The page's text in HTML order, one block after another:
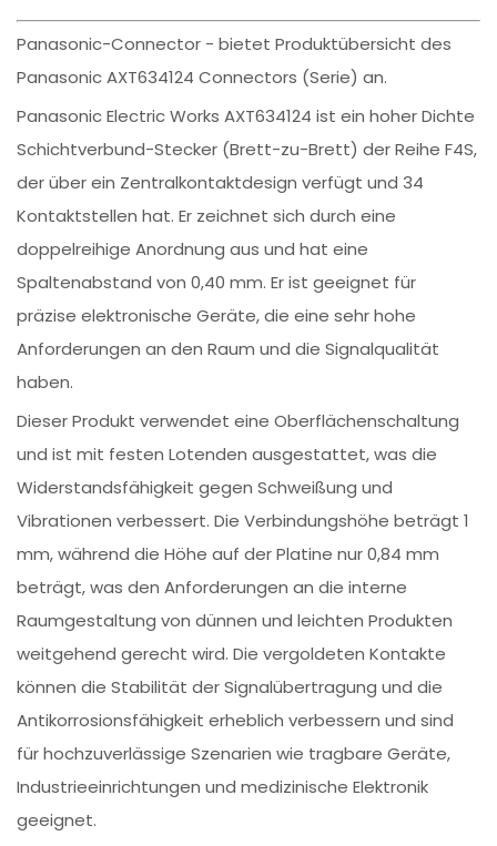
Panasonic-Connector - bietet Produktübersicht des
Panasonic AXT634124 Connectors (Serie) an.
Panasonic Electric Works AXT634124 ist ein hoher Dichte
Schichtverbund-Stecker (Brett-zu-Brett) der Reihe F4S,
der über ein Zentralkontaktdesign verfügt und 34
Kontaktstellen hat. Er zeichnet sich durch eine
doppelreihige Anordnung aus und hat eine
Spaltenabstand von 0,40 mm. Er ist geeignet für
präzise elektronische Geräte, die eine sehr hohe
Anforderungen an den Raum und die Signalqualität
haben.
Dieser Produkt verwendet eine Oberflächenschaltung
und ist mit festen Lotenden ausgestattet, was die
Widerstandsfähigkeit gegen Schweißung und
Vibrationen verbessert. Die Verbindungshöhe beträgt 1
mm, während die Höhe auf der Platine nur 0,84 mm
beträgt, was den Anforderungen an die interne
Raumgestaltung von dünnen und leichten Produkten
weitgehend gerecht wird. Die vergoldeten Kontakte
können die Stabilität der Signalübertragung und die
Antikorrosionsfähigkeit erheblich verbessern und sind
für hochzuverlässige Szenarien wie tragbare Geräte,
Industrieeinrichtungen und medizinische Elektronik
geeignet.